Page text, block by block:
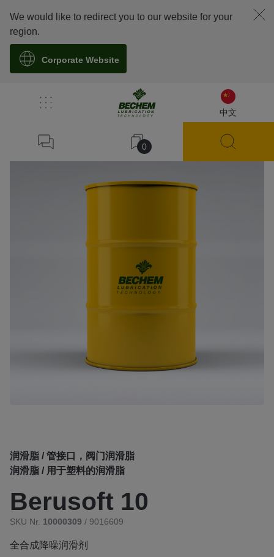
中文
0
We would like to redirect you to our website for your
region.
Corporate Website
溯源
润滑脂 / 管接口，阀门润滑脂
润滑脂 / 用于塑料的润滑脂
Berusoft 10
SKU Nr. 10000309 / 9016609
全合成降噪润滑剂